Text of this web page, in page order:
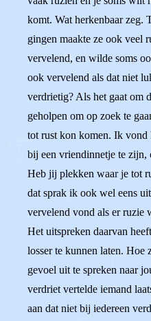
komt. Wat herkenbaar zeg.
gingen maakte ze ook veel
vervelend, en wilde soms
ook vervelend als dat niet
verdrietig? Als het gaat om
geholpen om op zoek te
tot rust kon komen. Ik
bij een vriendinnetje te zijn,
Heb jij plekken waar je tot
dat sprak ik ook wel eens
vervelend vond als er ruzie
Het uitspreken daarvan
losser te kunnen laten.
gevoel uit te spreken naar
verdriet vertelde iemand
aan dat niet bij iedereen